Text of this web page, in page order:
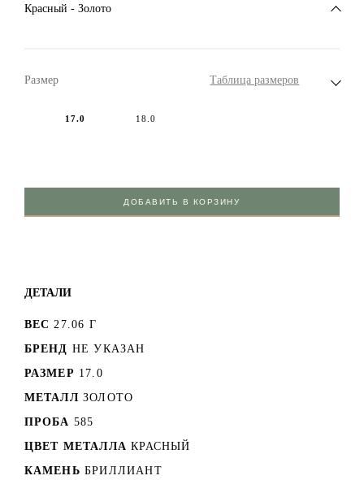
Красный - Золото
Размер Таблица размеров
17.0 18.0
ДОБАВИТЬ В КОРЗИНУ
ДЕТАЛИ
ВЕС 27.06 Г
БРЕНД НЕ УКАЗАН
РАЗМЕР 17.0
МЕТАЛЛ ЗОЛОТО
ПРОБА 585
ЦВЕТ МЕТАЛЛА КРАСНЫЙ
КАМЕНЬ БРИЛЛИАНТ